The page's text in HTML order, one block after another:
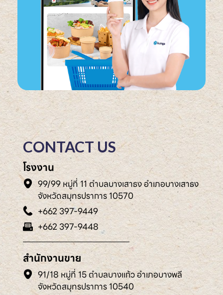
CONTACT US
โรงงาน
99/99 หมู่ที่ 11 ตำบลบางเสาธง อำเภอบางเสาธง
จังหวัดสมุทรปราการ 10570
+662 397-9449
+662 397-9448
สำนักงานขาย
91/18 หมู่ที่ 15 ตำบลบางแก้ว อำเภอบางพลี
จังหวัดสมุทรปราการ 10540